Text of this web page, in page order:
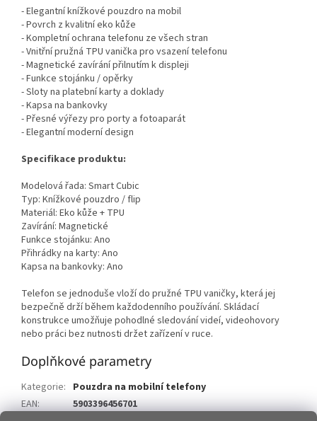
- Elegantní knížkové pouzdro na mobil
- Povrch z kvalitní eko kůže
- Kompletní ochrana telefonu ze všech stran
- Vnitřní pružná TPU vanička pro vsazení telefonu
- Magnetické zavírání přilnutím k displeji
- Funkce stojánku / opěrky
- Sloty na platební karty a doklady
- Kapsa na bankovky
- Přesné výřezy pro porty a fotoaparát
- Elegantní moderní design
Specifikace produktu:
Modelová řada: Smart Cubic
Typ: Knížkové pouzdro / flip
Materiál: Eko kůže + TPU
Zavírání: Magnetické
Funkce stojánku: Ano
Přihrádky na karty: Ano
Kapsa na bankovky: Ano
Telefon se jednoduše vloží do pružné TPU vaničky, která jej
bezpečně drží během každodenního používání. Skládací
konstrukce umožňuje pohodlné sledování videí, videohovory
nebo práci bez nutnosti držet zařízení v ruce.
Doplňkové parametry
Kategorie: Pouzdra na mobilní telefony
EAN:
5903396456701